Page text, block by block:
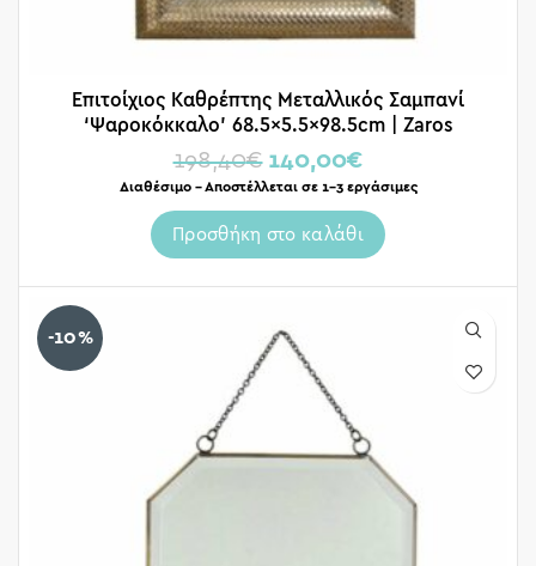
Επιτοίχιος Καθρέπτης Μεταλλικός Σαμπανί
‘Ψαροκόκκαλο’ 68.5×5.5×98.5cm | Zaros
198,40€ 140,00€
Διαθέσιμο – Αποστέλλεται σε 1-3 εργάσιμες
Προσθήκη στο καλάθι
-10%